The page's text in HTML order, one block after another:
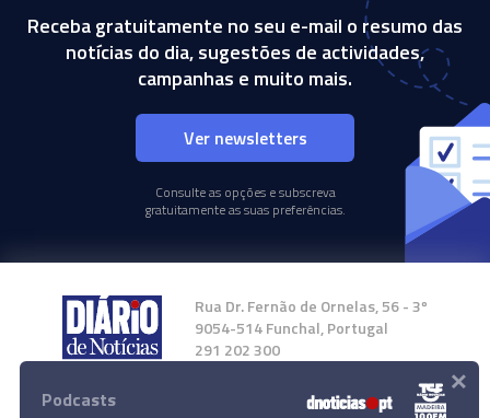
Receba gratuitamente no seu e-mail o resumo das
notícias do dia, sugestões de actividades,
campanhas e muito mais.
Ver newsletters
Consulte as opções e subscreva
gratuitamente as suas preferências.
Rua Dr. Fernão de Ornelas, 56 - 3º
9054-514 Funchal, Portugal
291 202 300
Instale a nossa App
Podcasts ×